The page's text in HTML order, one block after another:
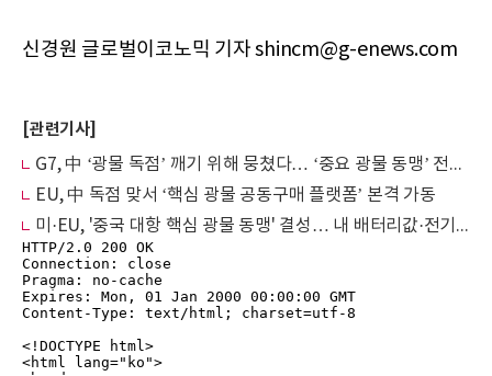
신경원 글로벌이코노믹 기자 shincm@g-enews.com
[관련기사]
G7, 中 ‘광물 독점’ 깨기 위해 뭉쳤다… ‘중요 광물 동맹’ 전격 출범
EU, 中 독점 맞서 ‘핵심 광물 공동구매 플랫폼’ 본격 가동
미·EU, '중국 대항 핵심 광물 동맹' 결성… 내 배터리값·전기차 보조금 판도 바뀐다